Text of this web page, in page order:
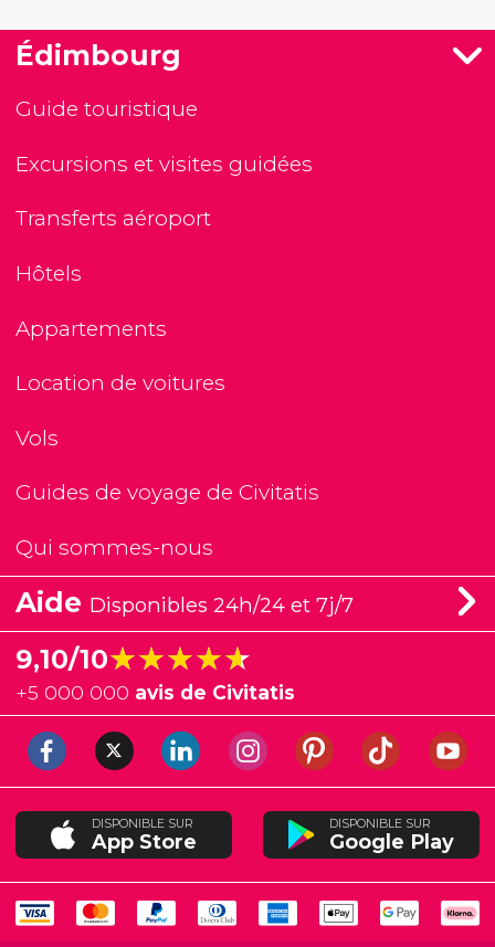
Édimbourg
Guide touristique
Excursions et visites guidées
Transferts aéroport
Hôtels
Appartements
Location de voitures
Vols
Guides de voyage de Civitatis
Qui sommes-nous
Aide Disponibles 24h/24 et 7j/7
9,10/10★★★★★
★★★★★
+5 000 000 avis de Civitatis
DISPONIBLE SUR
App Store
DISPONIBLE SUR
Google Play